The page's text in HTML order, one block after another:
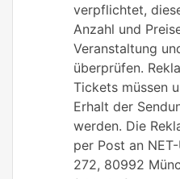
verpflichtet,
Anzahl und
Veranstaltung
überprüfen.
Tickets müssen
Erhalt der
werden. Die
per Post an
272, 80992